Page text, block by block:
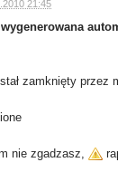
21:45
zamknięty przez
nie zgadzasz,